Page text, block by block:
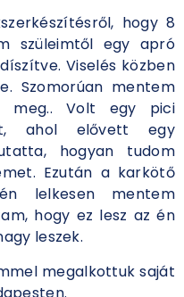
hogy 8
szüleimtől egy apró
Viselés közben
Szomorúan mentem
meg.. Volt egy pici
ahol elővett egy
hogyan tudom
Ezután a karkötő
lelkesen mentem
hogy ez lesz az én
leszek.
megalkottuk saját